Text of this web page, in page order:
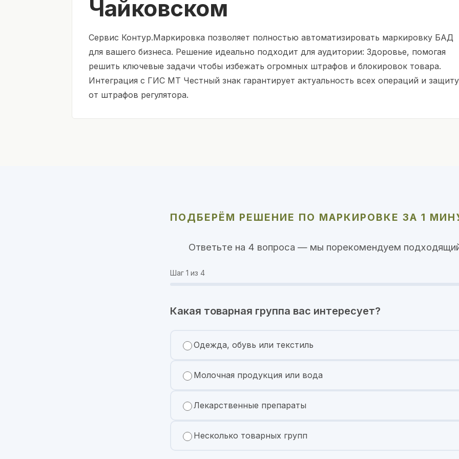
Чайковском
Сервис Контур.Маркировка позволяет полностью автоматизировать маркировку БАД
для вашего бизнеса. Решение идеально подходит для аудитории: Здоровье, помогая
решить ключевые задачи чтобы избежать огромных штрафов и блокировок товара.
Интеграция с ГИС МТ Честный знак гарантирует актуальность всех операций и защиту
от штрафов регулятора.
ПОДБЕРЁМ РЕШЕНИЕ ПО МАРКИРОВКЕ ЗА 1
Ответьте на 4 вопроса — мы порекомендуем
Шаг 1 из 4
Какая товарная группа вас интересует?
Одежда, обувь или текстиль
Молочная продукция или вода
Лекарственные препараты
Несколько товарных групп